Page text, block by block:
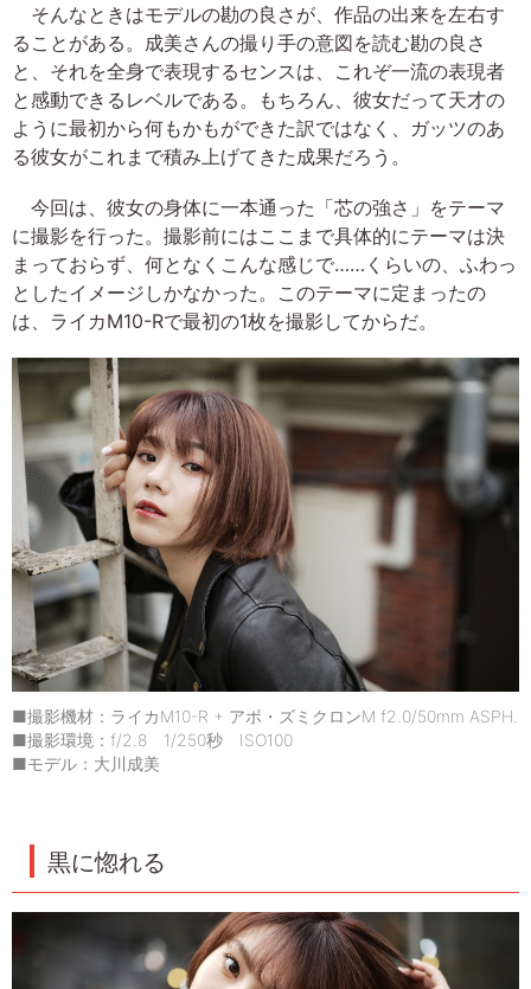
そんなときはモデルの勘の良さが、作品の出来を左右す
ることがある。成美さんの撮り手の意図を読む勘の良さ
と、それを全身で表現するセンスは、これぞ一流の表現者
と感動できるレベルである。もちろん、彼女だって天才の
ように最初から何もかもができた訳ではなく、ガッツのあ
る彼女がこれまで積み上げてきた成果だろう。
今回は、彼女の身体に一本通った「芯の強さ」をテーマ
に撮影を行った。撮影前にはここまで具体的にテーマは決
まっておらず、何となくこんな感じで……くらいの、ふわっ
としたイメージしかなかった。このテーマに定まったの
は、ライカM10-Rで最初の1枚を撮影してからだ。
■撮影機材：ライカM10-R + アポ・ズミクロンM f2.0/50mm ASPH.
■撮影環境：f/2.8 1/250秒 ISO100
■モデル：大川成美
黒に惚れる